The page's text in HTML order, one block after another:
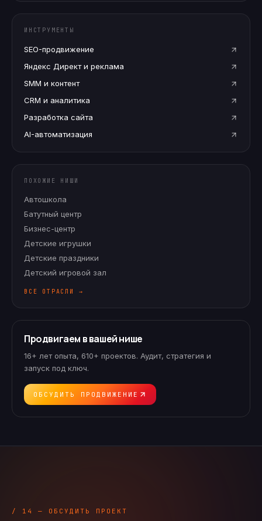
ИНСТРУМЕНТЫ
SEO-продвижение
Яндекс Директ и реклама
SMM и контент
CRM и аналитика
Разработка сайта
AI-автоматизация
ПОХОЖИЕ НИШИ
Автошкола
Батутный центр
Бизнес-центр
Детские игрушки
Детские праздники
Детский игровой зал
ВСЕ ОТРАСЛИ →
Продвигаем в вашей нише
16+ лет опыта, 610+ проектов. Аудит, стратегия и
запуск под ключ.
ОБСУДИТЬ ПРОДВИЖЕНИЕ
/ 14 — ОБСУДИТЬ ПРОЕКТ